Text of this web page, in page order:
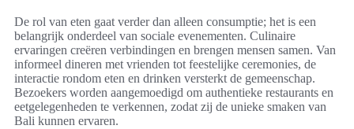
De rol van eten gaat verder dan alleen consumptie; het is een
belangrijk onderdeel van sociale evenementen. Culinaire
ervaringen creëren verbindingen en brengen mensen samen. Van
informeel dineren met vrienden tot feestelijke ceremonies, de
interactie rondom eten en drinken versterkt de gemeenschap.
Bezoekers worden aangemoedigd om authentieke restaurants en
eetgelegenheden te verkennen, zodat zij de unieke smaken van
Bali kunnen ervaren.